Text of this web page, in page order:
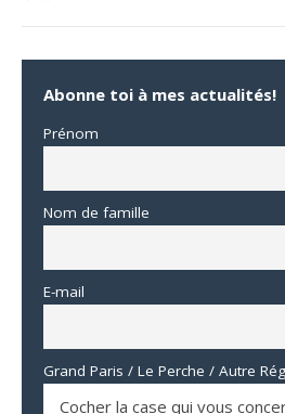
Abonne toi à mes actualités!
Prénom
Nom de famille
E-mail
Grand Paris / Le Perche / Autre